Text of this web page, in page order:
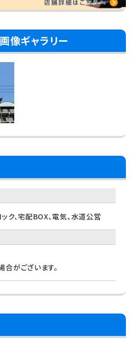
像ギャラリー
ク、宅配BOX、電気、水道公営
がございます。